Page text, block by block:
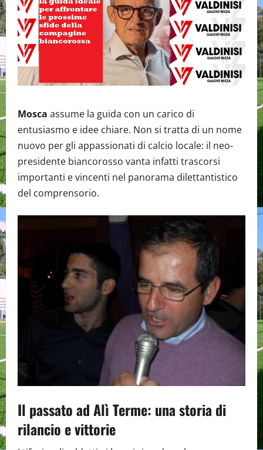
Mosca assume la guida con un carico di
entusiasmo e idee chiare. Non si tratta di un nome
nuovo per gli appassionati di calcio locale: il neo-
presidente biancorosso vanta infatti trascorsi
importanti e vincenti nel panorama dilettantistico
del comprensorio.
Il passato ad Alì Terme: una storia di
rilancio e vittorie